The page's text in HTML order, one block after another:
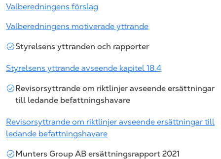
Valberedningens förslag
Valberedningens motiverade yttrande
Styrelsens yttranden och rapporter
Styrelsens yttrande avseende kapitel 18.4
Revisorsyttrande om riktlinjer avseende ersättningar
till ledande befattningshavare
Revisorsyttrande om riktlinjer avseende ersättningar till
ledande befattningshavare
Munters Group AB ersättningsrapport 2021